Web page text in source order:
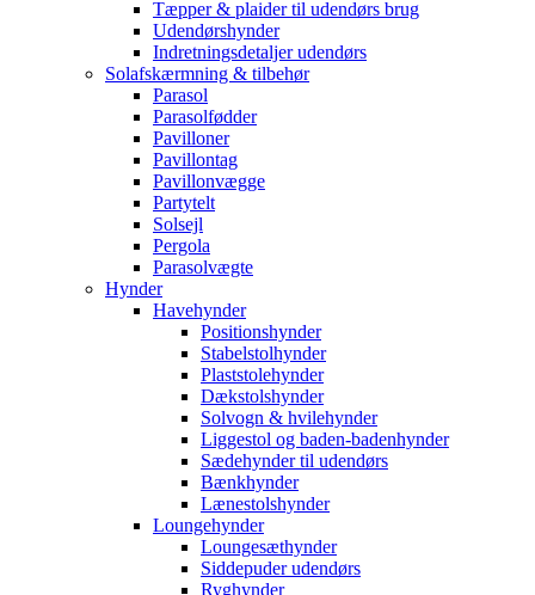
Tæpper & plaider til udendørs brug
Udendørshynder
Indretningsdetaljer udendørs
Solafskærmning & tilbehør
Parasol
Parasolfødder
Pavilloner
Pavillontag
Pavillonvægge
Partytelt
Solsejl
Pergola
Parasolvægte
Hynder
Havehynder
Positionshynder
Stabelstolhynder
Plaststolehynder
Dækstolshynder
Solvogn & hvilehynder
Liggestol og baden-badenhynder
Sædehynder til udendørs
Bænkhynder
Lænestolshynder
Loungehynder
Loungesæthynder
Siddepuder udendørs
Ryghynder